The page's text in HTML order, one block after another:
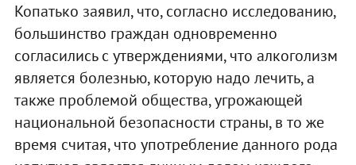
Копатько заявил, что, согласно исследованию,
большинство граждан одновременно
согласились с утверждениями, что алкоголизм
является болезнью, которую надо лечить, а
также проблемой общества, угрожающей
национальной безопасности страны, в то же
время считая, что употребление данного рода